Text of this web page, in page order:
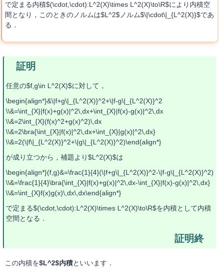
で定まる内積$(\cdot,\cdot):L^2(X)\times L^2(X)\to\R$により内積空
間となり，このときのノルムは$L^2$ノルム$\|\cdot\|_{L^2(X)}$であ
る．
任意の$f,g\in L^2(X)$に対して，
\begin{align*}&\|f+g\|_{L^2(X)}^2+\|f-g\|_{L^2(X)}^2
\\&=\int_{X}|f(x)+g(x)|^2\,dx+\int_{X}|f(x)-g(x)|^2\,dx
\\&=2\int_{X}(f(x)^2+g(x)^2)\,dx
\\&=2\bra{\int_{X}|f(x)|^2\,dx+\int_{X}|g(x)|^2\,dx}
\\&=2(\|f\|_{L^2(X)}^2+\|g\|_{L^2(X)}^2)\end{align*}
が成り立つから，補題より$L^2(X)$は
\begin{align*}(f,g)&=\frac{1}{4}(\|f+g\|_{L^2(X)}^2-\|f-g\|_{L^2(X)}^2)
\\&=\frac{1}{4}\bra{\int_{X}|f(x)+g(x)|^2\,dx-\int_{X}|f(x)-g(x)|^2\,dx}
\\&=\int_{X}f(x)g(x)\,dx\,dx\end{align*}
で定まる$(\cdot,\cdot):L^2(X)\times L^2(X)\to\R$を内積として内積
空間となる．
この内積を$L^2$内積といいます．